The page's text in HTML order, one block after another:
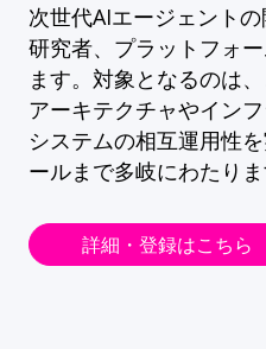
次世代AIエージェントの
研究者、プラットフォ
ます。対象となるのは
アーキテクチャやイン
システムの相互運用性
ールまで多岐にわたりま
詳細・登録はこちら